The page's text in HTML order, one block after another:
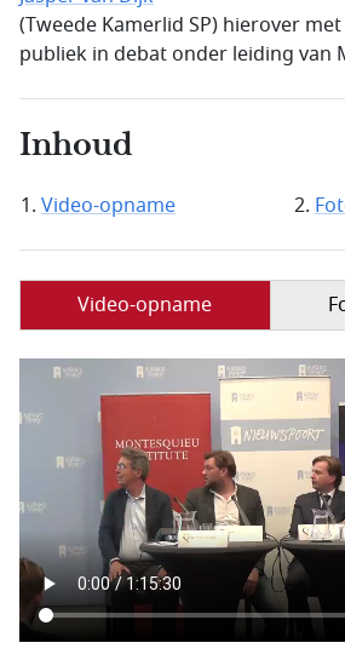
(Tweede Kamerlid SP) hierover
publiek in debat onder leiding van
Inhoud
Video-opname
Video-opname
Filmbestand